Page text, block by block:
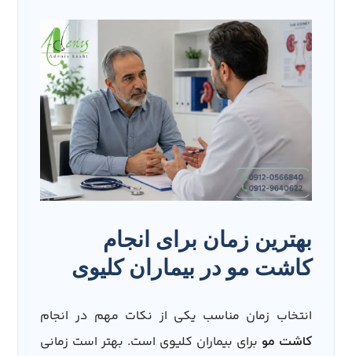
بهترین زمان برای انجام
کاشت مو در بیماران کلیوی
انتخاب زمان مناسب یکی از نکات مهم در انجام
کاشت مو برای بیماران کلیوی است. بهتر است زمانی